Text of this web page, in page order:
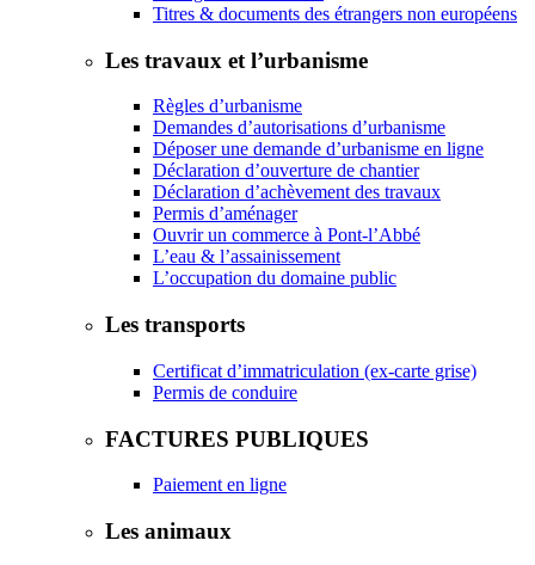
Titres & documents des étrangers non européens
Les travaux et l’urbanisme
Règles d’urbanisme
Demandes d’autorisations d’urbanisme
Déposer une demande d’urbanisme en ligne
Déclaration d’ouverture de chantier
Déclaration d’achèvement des travaux
Permis d’aménager
Ouvrir un commerce à Pont-l’Abbé
L’eau & l’assainissement
L’occupation du domaine public
Les transports
Certificat d’immatriculation (ex-carte grise)
Permis de conduire
FACTURES PUBLIQUES
Paiement en ligne
Les animaux